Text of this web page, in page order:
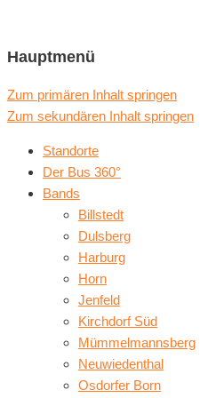
Jamliner
Hauptmenü
Zum primären Inhalt springen
Zum sekundären Inhalt springen
Standorte
Der Bus 360°
Bands
Billstedt
Dulsberg
Harburg
Horn
Jenfeld
Kirchdorf Süd
Mümmelmannsberg
Neuwiedenthal
Osdorfer Born